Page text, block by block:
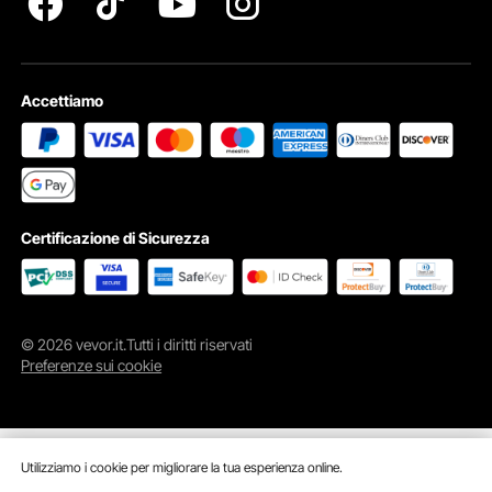
Accettiamo
Certificazione di Sicurezza
© 2026 vevor.it.Tutti i diritti riservati
Preferenze sui cookie
Utilizziamo i cookie per migliorare la tua esperienza online.